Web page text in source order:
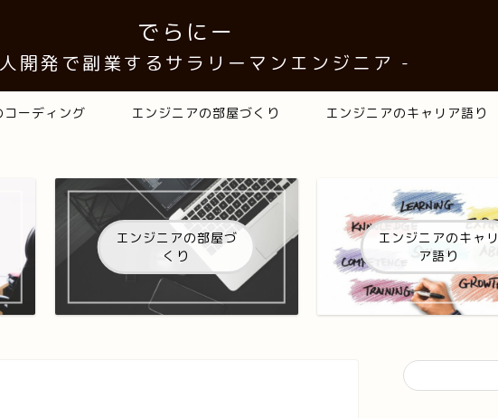
でらにー
開発で副業するサラリーマンエンジニア -
コーディング エンジニアの部屋づくり エンジニアのキャリア語り
エンジニアの部屋づ
くり
エンジニアのキャリ
ア語り